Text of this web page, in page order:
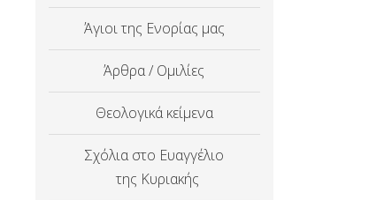
Άγιοι της Ενορίας μας
Άρθρα / Ομιλίες
Θεολογικά κείμενα
Σχόλια στο Ευαγγέλιο
της Κυριακής